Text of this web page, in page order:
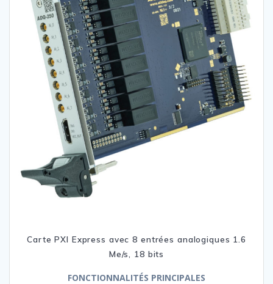
Carte PXI Express avec 8 entrées analogiques 1.6
Me/s, 18 bits
FONCTIONNALITÉS PRINCIPALES